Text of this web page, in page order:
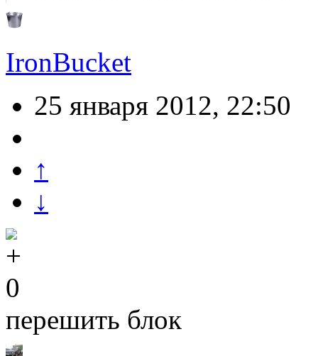
IronBucket
25 января 2012, 22:50
↑
↓
0
перешить блок